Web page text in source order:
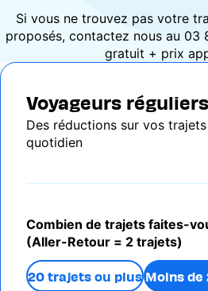
Si vous ne trouvez pas votre
proposés, contactez nous au 03
gratuit + prix
Voyageurs réguliers
Des réductions sur vos
quotidien
Combien de trajets faites-
(Aller-Retour = 2 trajets)
20 trajets ou plus Moins